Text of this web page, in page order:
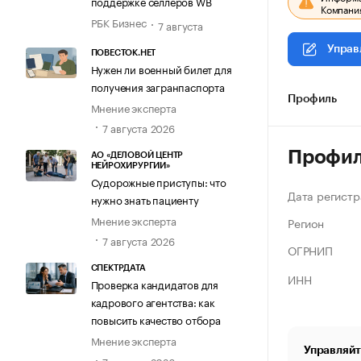
РБК Бизнес
7 августа
ПОВЕСТОК.НЕТ
Нужен ли военный билет для
получения загранпаспорта
Мнение эксперта
7 августа 2026
АО «ДЕЛОВОЙ ЦЕНТР
НЕЙРОХИРУРГИИ»
Судорожные приступы: что
нужно знать пациенту
Мнение эксперта
7 августа 2026
СПЕКТРДАТА
Проверка кандидатов для
кадрового агентства: как
повысить качество отбора
Мнение эксперта
Профиль
Дата
Регион
ОГРНИП
ИНН